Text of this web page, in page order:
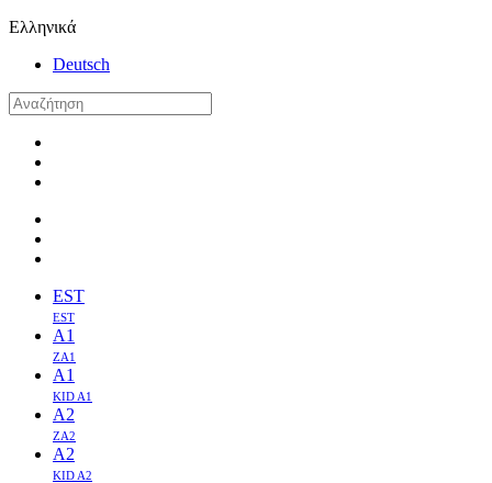
Ελληνικά
Deutsch
EST
EST
A1
ZA1
A1
KID A1
A2
ZA2
A2
KID A2